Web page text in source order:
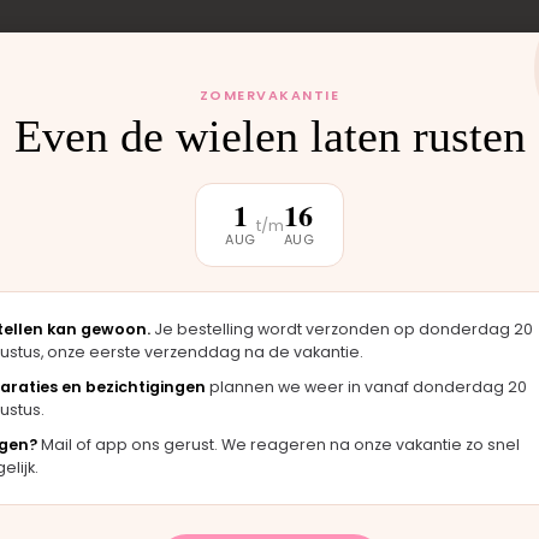
wij het
weer buiten.
er
★★★★★
onderdeel werd er direct opgezet. Klaar
Bas · Joolz duwstang
ZOMERVAKANTIE
Even de wielen laten rusten
1
AUG
t/m16
AUG
kan gewoon. Je bestelling wordt verzonden op donderdag 20
onze eerste verzenddag na de vakantie.
en bezichtigingen plannen we weer in vanaf donderdag 20
Mail of app ons gerust. We reageren na onze vakantie zo snel